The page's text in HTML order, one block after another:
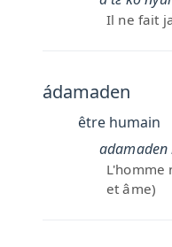
Il ne fait
ádamaden
être humain
adamaden
L'homme
et âme)